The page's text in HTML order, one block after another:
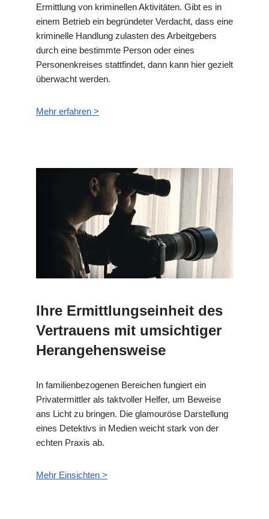
Ermittlung von kriminellen Aktivitäten. Gibt es in
einem Betrieb ein begründeter Verdacht, dass eine
kriminelle Handlung zulasten des Arbeitgebers
durch eine bestimmte Person oder eines
Personenkreises stattfindet, dann kann hier gezielt
überwacht werden.
Mehr erfahren >
Ihre Ermittlungseinheit des
Vertrauens mit umsichtiger
Herangehensweise
In familienbezogenen Bereichen fungiert ein
Privatermittler als taktvoller Helfer, um Beweise
ans Licht zu bringen. Die glamouröse Darstellung
eines Detektivs in Medien weicht stark von der
echten Praxis ab.
Mehr Einsichten >